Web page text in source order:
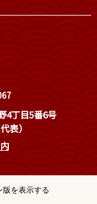
4丁目5番6号
表）
版を表示する